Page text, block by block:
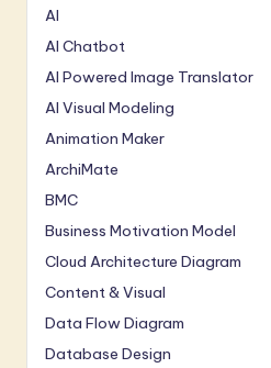
AI
AI Chatbot
AI Powered Image Translator
AI Visual Modeling
Animation Maker
ArchiMate
BMC
Business Motivation Model
Cloud Architecture Diagram
Content & Visual
Data Flow Diagram
Database Design